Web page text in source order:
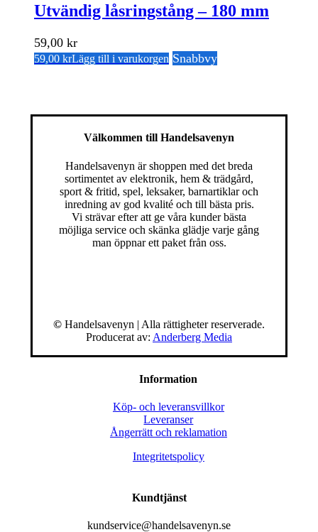
Utvändig låsringstång – 180 mm
59,00 kr
59,00 krLägg till i varukorgen Snabbvy
Välkommen till Handelsavenyn
Handelsavenyn är shoppen med det breda
sortimentet av elektronik, hem & trädgård,
sport & fritid, spel, leksaker, barnartiklar och
inredning av god kvalité och till bästa pris.
Vi strävar efter att ge våra kunder bästa
möjliga service och skänka glädje varje gång
man öppnar ett paket från oss.
© Handelsavenyn | Alla rättigheter reserverade.
Producerat av: Anderberg Media
Information
Köp- och leveransvillkor
Leveranser
Ångerrätt och reklamation
Integritetspolicy
Kundtjänst
kundservice@handelsavenyn.se